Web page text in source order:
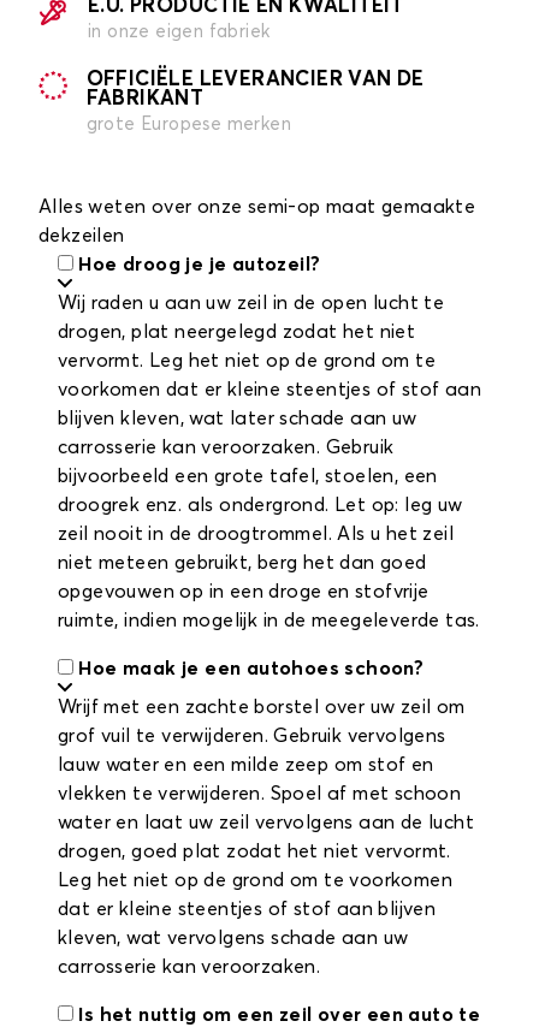
E.U. PRODUCTIE EN KWALITEIT
in onze eigen fabriek
OFFICIËLE LEVERANCIER VAN DE
FABRIKANT
grote Europese merken
Alles weten over onze semi-op maat gemaakte
dekzeilen
Hoe droog je je autozeil?
Wij raden u aan uw zeil in de open lucht te
drogen, plat neergelegd zodat het niet
vervormt. Leg het niet op de grond om te
voorkomen dat er kleine steentjes of stof aan
blijven kleven, wat later schade aan uw
carrosserie kan veroorzaken. Gebruik
bijvoorbeeld een grote tafel, stoelen, een
droogrek enz. als ondergrond. Let op: leg uw
zeil nooit in de droogtrommel. Als u het zeil
niet meteen gebruikt, berg het dan goed
opgevouwen op in een droge en stofvrije
ruimte, indien mogelijk in de meegeleverde tas.
Hoe maak je een autohoes schoon?
Wrijf met een zachte borstel over uw zeil om
grof vuil te verwijderen. Gebruik vervolgens
lauw water en een milde zeep om stof en
vlekken te verwijderen. Spoel af met schoon
water en laat uw zeil vervolgens aan de lucht
drogen, goed plat zodat het niet vervormt.
Leg het niet op de grond om te voorkomen
dat er kleine steentjes of stof aan blijven
kleven, wat vervolgens schade aan uw
carrosserie kan veroorzaken.
Is het nuttig om een zeil over een auto te